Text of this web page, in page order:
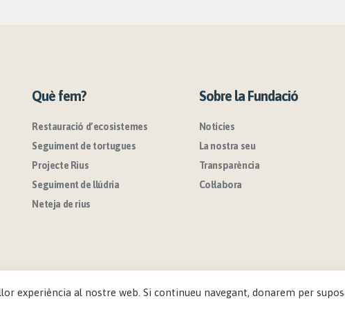
Què fem?
Restauració d’ecosistemes
Seguiment de tortugues
Projecte Rius
Seguiment de llúdria
Neteja de rius
Sobre la Fundació
Notícies
La nostra seu
Transparència
Col·labora
experiència al nostre web. Si continueu navegant, donarem per